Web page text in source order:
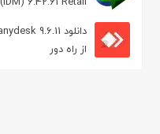
مدیریت دانلود
از راه دور